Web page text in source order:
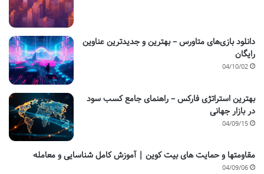
دانلود بازی‌های متاورس – بهترین و جدیدترین عناوین
رایگان
04/10/02
بهترین استراتژی فارکس – راهنمای جامع کسب سود
در بازار جهانی
04/09/15
مقاومتها و حمایت های بیت کوین | آموزش کامل شناسایی و معامله
04/09/06